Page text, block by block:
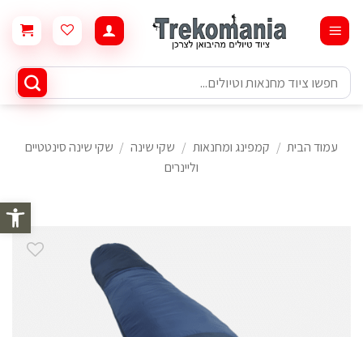
פתח
content
חיפוש
עבור:
עמוד הבית / קמפינג ומחנאות / שקי שינה / שקי שינה סינטטיים
וליינרים